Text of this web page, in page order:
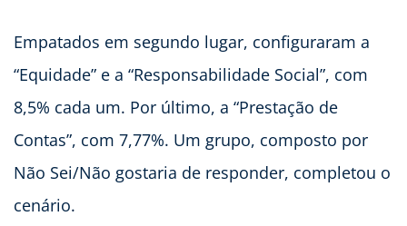
Empatados em segundo lugar, configuraram a
“Equidade” e a “Responsabilidade Social”, com
8,5% cada um. Por último, a “Prestação de
Contas”, com 7,77%. Um grupo, composto por
Não Sei/Não gostaria de responder, completou o
cenário.